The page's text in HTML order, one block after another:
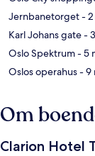
Jernbanetorget-
Karl Johans gate-
Oslo Spektrum- 5
Oslos operahus- 9
Om
Clarion Hotel